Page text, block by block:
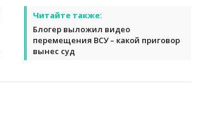
Читайте также:
Блогер выложил видео
перемещения ВСУ – какой приговор
вынес суд